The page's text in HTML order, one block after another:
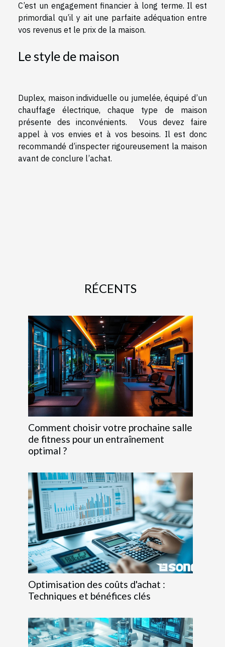
C’est un engagement financier à long terme. Il est
primordial qu’il y ait une parfaite adéquation entre
vos revenus et le prix de la maison.
Le style de maison
Duplex, maison individuelle ou jumelée, équipé d’un
chauffage électrique, chaque type de maison
présente des inconvénients. Vous devez faire
appel à vos envies et à vos besoins. Il est donc
recommandé d’inspecter rigoureusement la maison
avant de conclure l’achat.
RÉCENTS
Comment choisir votre prochaine salle
de fitness pour un entraînement
optimal ?
Optimisation des coûts d'achat :
Techniques et bénéfices clés